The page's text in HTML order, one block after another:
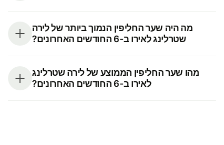
מה היה שער החליפין הנמוך ביותר של לירה
שטרלינג לאירו ב-6 החודשים האחרונים?
מהו שער החליפין הממוצע של לירה שטרלינג
לאירו ב-6 החודשים האחרונים?